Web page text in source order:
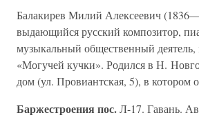
Балакирев Милий Алексеевич
выдающийся русский композитор,
музыкальный общественный деятель,
«Могучей кучки». Родился в Н.
дом (ул. Провиантская, 5), в котором
Баржестроения пос.Л-17. Гавань.